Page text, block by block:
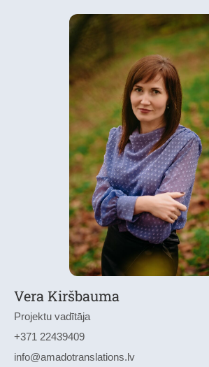
Vera Kiršbauma
Projektu vadītāja
+371 22439409
info@amadotranslations.lv